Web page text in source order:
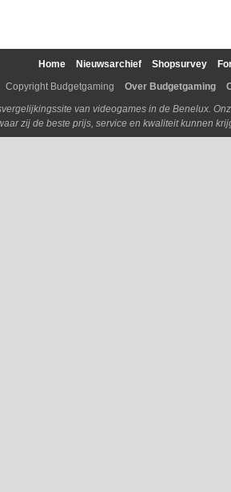
Home Nieuwsarchief Shopsurvey
Copyright Budgetgaming
Over Budgetgaming
van videogames in de Benelux.
zij de beste prijs, service en kwaliteit kunnen